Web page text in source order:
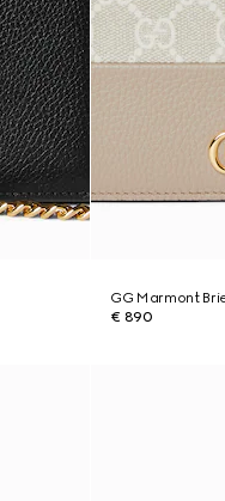
GG Marmont
€ 890